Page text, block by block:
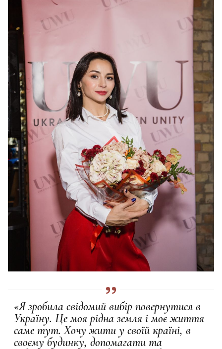
«Я зробила свідомий вибір повернутися в
Україну. Це моя рідна земля і моє життя
саме тут. Хочу жити у своїй країні, в
своєму будинку, допомагати та